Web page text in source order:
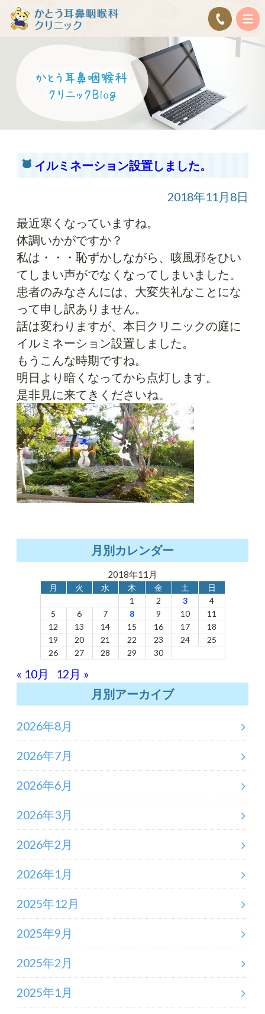
イルミネーション設置しました。
2018年11月8日
最近寒くなっていますね。
体調いかがですか？
私は・・・恥ずかしながら、咳風邪をひい
てしまい声がでなくなってしまいました。
患者のみなさんには、大変失礼なことにな
って申し訳ありません。
話は変わりますが、本日クリニックの庭に
イルミネーション設置しました。
もうこんな時期ですね。
明日より暗くなってから点灯します。
是非見に来てきくださいね。
月別カレンダー
2018年11月
月 火 水 木 金 土
日
1
2 3
4
5
6 7 8 9 10
11
12
13 14 15 16 17
18
19
20 21 22 23 24
25
26
27 28 29 30
« 10月
12月 »
月別アーカイブ
2026年8月
2026年7月
2026年6月
2026年3月
2026年2月
2026年1月
2025年12月
2025年9月
2025年2月
2025年1月